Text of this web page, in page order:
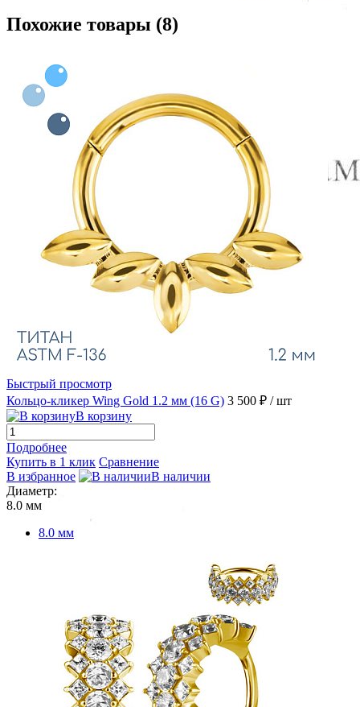
Похожие товары (8)
Быстрый просмотр
Кольцо-кликер Wing Gold 1.2 мм (16 G) 3 500 ₽ / шт
В корзину
Подробнее
Купить в 1 клик Сравнение
В избранное
В наличии
Диаметр:
8.0 мм
8.0 мм